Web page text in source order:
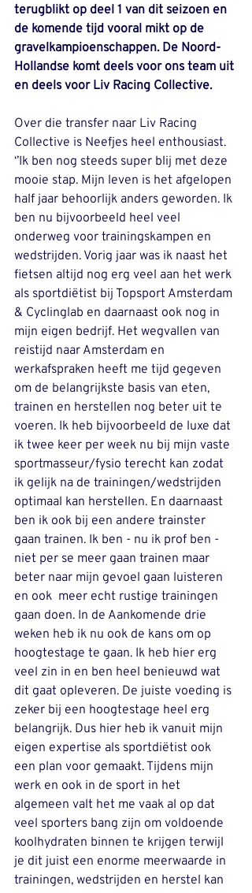
terugblikt op deel 1 van dit seizoen en
de komende tijd vooral mikt op de
gravelkampioenschappen. De Noord-
Hollandse komt deels voor ons team uit
en deels voor Liv Racing Collective.
Over die transfer naar Liv Racing
Collective is Neefjes heel enthousiast.
‘’Ik ben nog steeds super blij met deze
mooie stap. Mijn leven is het afgelopen
half jaar behoorlijk anders geworden. Ik
ben nu bijvoorbeeld heel veel
onderweg voor trainingskampen en
wedstrijden. Vorig jaar was ik naast het
fietsen altijd nog erg veel aan het werk
als sportdiëtist bij Topsport Amsterdam
& Cyclinglab en daarnaast ook nog in
mijn eigen bedrijf. Het wegvallen van
reistijd naar Amsterdam en
werkafspraken heeft me tijd gegeven
om de belangrijkste basis van eten,
trainen en herstellen nog beter uit te
voeren. Ik heb bijvoorbeeld de luxe dat
ik twee keer per week nu bij mijn vaste
sportmasseur/fysio terecht kan zodat
ik gelijk na de trainingen/wedstrijden
optimaal kan herstellen. En daarnaast
ben ik ook bij een andere trainster
gaan trainen. Ik ben - nu ik prof ben -
niet per se meer gaan trainen maar
beter naar mijn gevoel gaan luisteren
en ook  meer echt rustige trainingen
gaan doen. In de Aankomende drie
weken heb ik nu ook de kans om op
hoogtestage te gaan. Ik heb hier erg
veel zin in en ben heel benieuwd wat
dit gaat opleveren. De juiste voeding is
zeker bij een hoogtestage heel erg
belangrijk. Dus hier heb ik vanuit mijn
eigen expertise als sportdiëtist ook
een plan voor gemaakt. Tijdens mijn
werk en ook in de sport in het
algemeen valt het me vaak al op dat
veel sporters bang zijn om voldoende
koolhydraten binnen te krijgen terwijl
je dit juist een enorme meerwaarde in
trainingen, wedstrijden en herstel kan